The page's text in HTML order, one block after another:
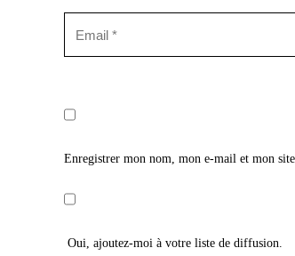
Enregistrer mon nom, mon e-mail et mon
Oui, ajoutez-moi à votre liste de diffusion.